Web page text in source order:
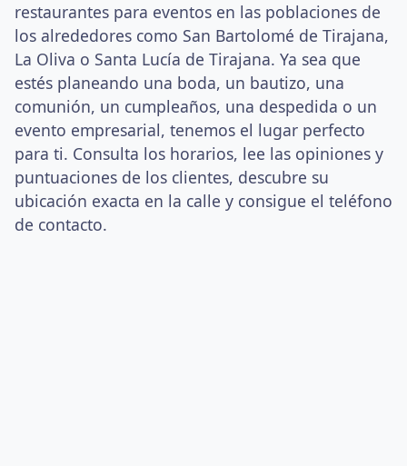
restaurantes para eventos en las poblaciones de
los alrededores como San Bartolomé de Tirajana,
La Oliva o Santa Lucía de Tirajana. Ya sea que
estés planeando una boda, un bautizo, una
comunión, un cumpleaños, una despedida o un
evento empresarial, tenemos el lugar perfecto
para ti. Consulta los horarios, lee las opiniones y
puntuaciones de los clientes, descubre su
ubicación exacta en la calle y consigue el teléfono
de contacto.